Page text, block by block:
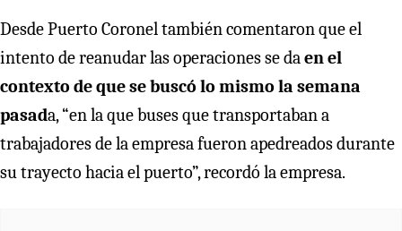
Desde Puerto Coronel también comentaron que el
intento de reanudar las operaciones se daen el
contexto de que se buscó lo mismo la semana
pasada, “en la que buses que transportaban a
trabajadores de la empresa fueron apedreados durante
su trayecto hacia el puerto”, recordó la empresa.